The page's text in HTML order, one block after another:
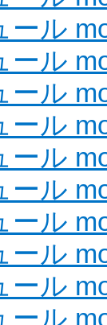
ール
ール
ール
ール
ール
ール
ール
ール
ール
ール